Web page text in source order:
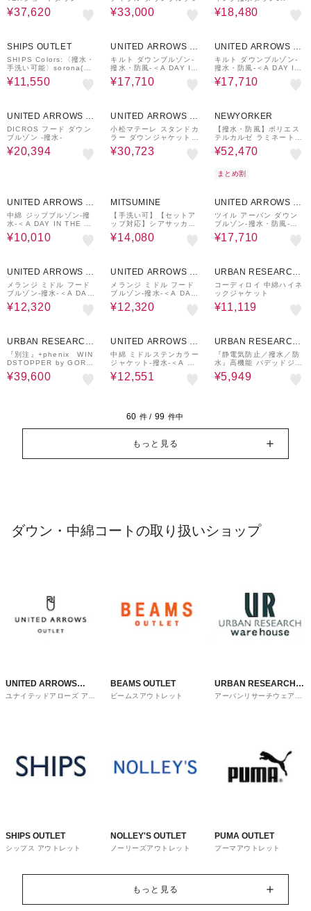
¥37,620 ¥33,000 ¥18,480
SHIPS OUTLET
SHIPS Colors:〈撥水・
手洗い可能〉sorona(R)
中綿 キルティング フー
ドコート
¥11,550
UNITED ARROWS O
UTLET
キルト ダウンブルゾン-
撥水・防風-＜A DAY IN
THE LIFE＞
¥17,710
UNITED ARROWS O
UTLET
キルト ダウンブルゾン-
撥水・防風-＜A DAY IN
THE LIFE＞
¥17,710
UNITED ARROWS O
UTLET
DICROS フード ダウン
ブルゾン -撥水-
¥20,394
UNITED ARROWS O
UTLET
小松マテーレ スタンドカ
ラー ダウンジャケット 7
00FP 撥水機能
¥30,723
NEWYORKER
【撥水・防風】ポリエス
テルカルゼ ラミネート
シティーフィールドダウ
ンアウター
¥52,470
まとめ割
UNITED ARROWS O
UTLET
中綿 ジップブルゾン-撥
水-＜A DAY IN THE LI
FE＞
¥10,010
MITSUMINE
【手洗い可】【セットア
ップ対応】シアサッカー
ジャケット
¥14,080
UNITED ARROWS O
UTLET
ツイル アーバン ダウン
ブルゾン-撥水・防風-＜A
DAY IN THE LIFE＞
¥17,710
UNITED ARROWS O
UTLET
メランジ ミドル フード
ブルゾン-撥水-＜A DAY
IN THE LIFE＞
¥12,320
UNITED ARROWS O
UTLET
メランジ ミドル フード
ブルゾン-撥水-＜A DAY
IN THE LIFE＞
¥12,320
URBAN RESEARCH
ware house
コーディロイ 中綿ハイネ
ックジャケット
¥11,119
URBAN RESEARCH
ware house
『別注』+phenix WIN
DSTOPPER by GORE-
TEX LABSスタンドダウ
ンコート
¥39,600
UNITED ARROWS O
UTLET
中綿 ミドルステンカラー
ジャケット-撥水-＜A DA
Y IN THE LIFE＞
¥12,551
URBAN RESEARCH
ware house
『静電気防止／撥水／防
水』高機能 パデッドジャ
ケット
¥5,949
60 件 / 99 件中
もっと見る
ダウン・中綿コートの取り扱いショップ
UNITED ARROWS
OUTLET
ユナイテッドアローズ アウ
BEAMS OUTLET
ビームスアウトレット
URBAN RESEARCH
ware house
アーバンリサーチウェアハ
SHIPS OUTLET
シップス アウトレット
NOLLEY'S OUTLET
ノーリーズアウトレット
PUMA OUTLET
プーマアウトレット
もっと見る